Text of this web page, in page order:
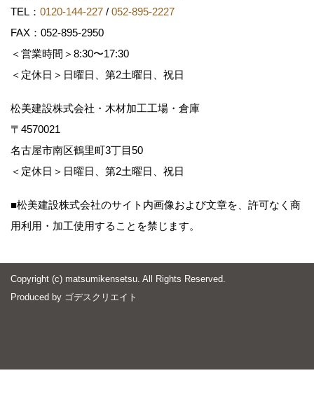
TEL： 0120-144-227 / 052-895-2227
FAX：052-895-2950
＜営業時間＞8:30〜17:30
＜定休日＞日曜日、第2土曜日、祝日
松美建設株式会社・木材加工工場・倉庫
〒4570021
名古屋市南区鶴里町3丁目50
＜定休日＞日曜日、第2土曜日、祝日
■松美建設株式会社のサイト内画像および文章を、許可なく商
用利用・加工使用することを禁じます。
Copyright (c) matsumikensetsu. All Rights Reserved.
Produced by ゴデスクリエイト